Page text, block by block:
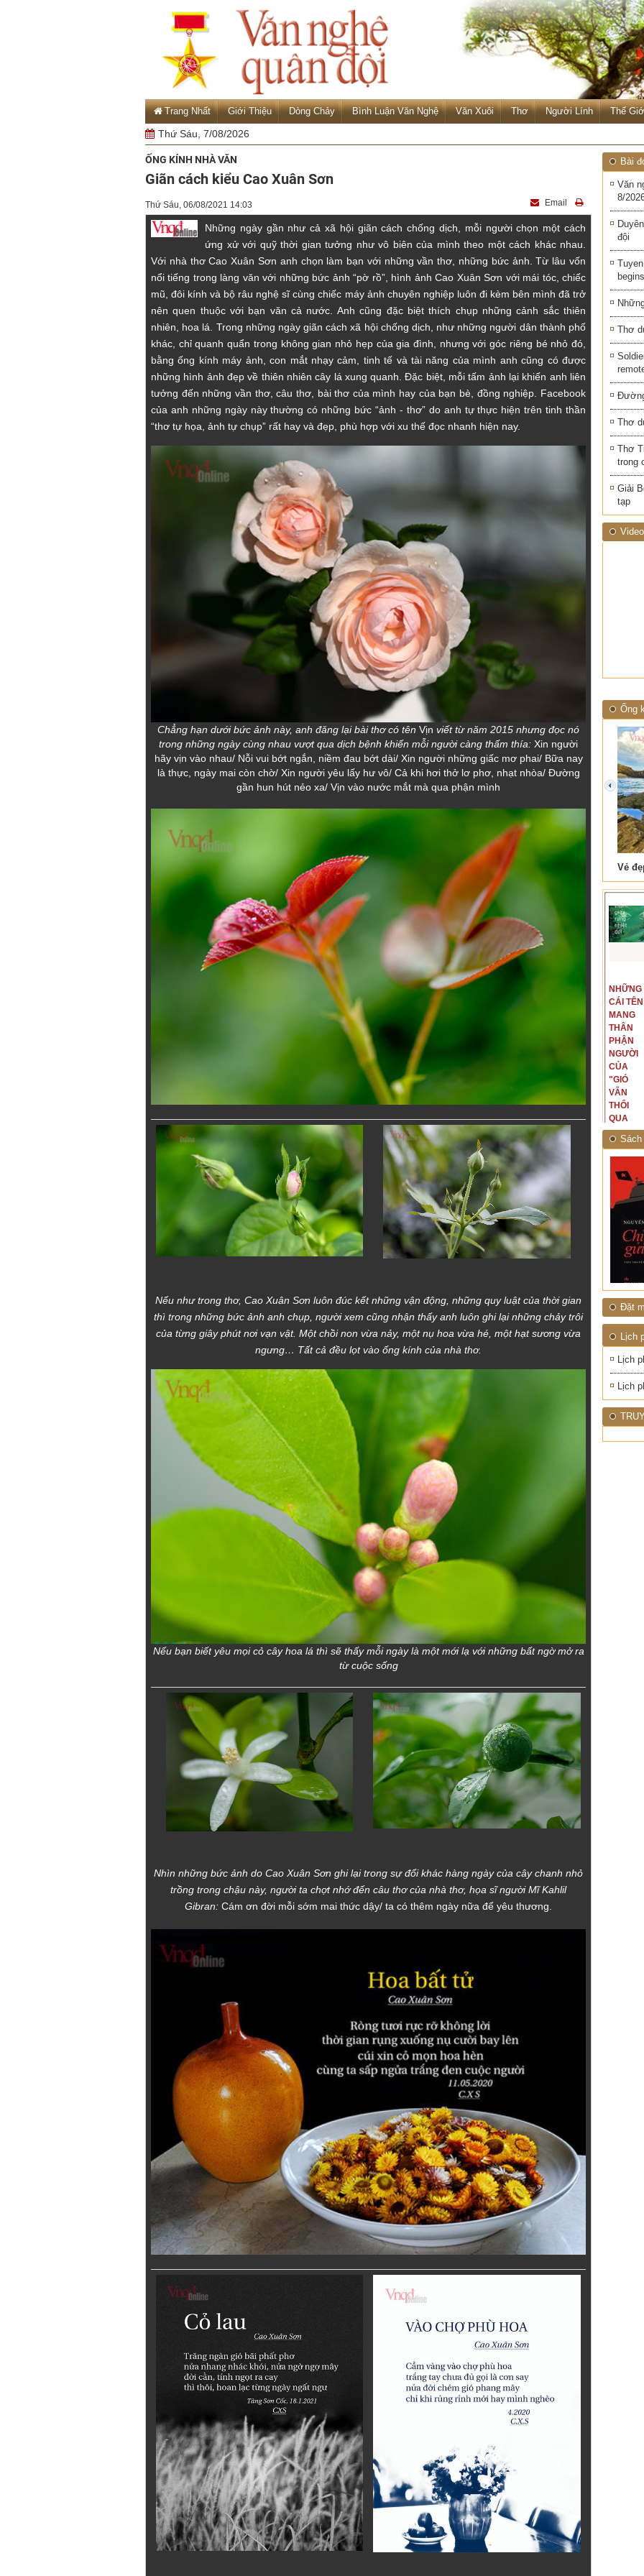
Trang Nhất Giới Thiệu Dòng Chảy Bình Luận Văn Nghệ Văn Xuôi Thơ Người Lính Thế
Thứ Sáu, 7/08/2026
ỐNG KÍNH NHÀ VĂN
Giãn cách kiểu Cao Xuân Sơn
Thứ Sáu, 06/08/2021 14:03 Email
Những ngày gần như cả xã hội giãn cách chống dịch, mỗi người chọn một cách
ứng xử với quỹ thời gian tưởng như vô biên của mình theo một cách khác nhau.
Với nhà thơ Cao Xuân Sơn anh chọn làm bạn với những vần thơ, những bức ảnh. Từ lâu vốn
nổi tiếng trong làng văn với những bức ảnh “pờ rồ”, hình ảnh Cao Xuân Sơn với mái tóc, chiếc
mũ, đôi kính và bộ râu nghệ sĩ cùng chiếc máy ảnh chuyên nghiệp luôn đi kèm bên mình đã trở
nên quen thuộc với bạn văn cả nước. Anh cũng đặc biệt thích chụp những cảnh sắc thiên
nhiên, hoa lá. Trong những ngày giãn cách xã hội chống dịch, như những người dân thành phố
khác, chỉ quanh quẩn trong không gian nhỏ hẹp của gia đình, nhưng với góc riêng bé nhỏ đó,
bằng ống kính máy ảnh, con mắt nhạy cảm, tinh tế và tài năng của mình anh cũng có được
những hình ảnh đẹp về thiên nhiên cây lá xung quanh. Đặc biệt, mỗi tấm ảnh lại khiến anh liên
tưởng đến những vần thơ, câu thơ, bài thơ của mình hay của bạn bè, đồng nghiệp. Facebook
của anh những ngày này thường có những bức “ảnh - thơ” do anh tự thực hiện trên tinh thần
“thơ tự họa, ảnh tự chụp” rất hay và đẹp, phù hợp với xu thế đọc nhanh hiện nay.
Chẳng hạn dưới bức ảnh này, anh đăng lại bài thơ có tên Vịn viết từ năm 2015 nhưng đọc nó
trong những ngày cùng nhau vượt qua dịch bệnh khiến mỗi người càng thấm thía: Xin người
hãy vịn vào nhau/ Nỗi vui bớt ngắn, niềm đau bớt dài/ Xin người những giấc mơ phai/ Bữa nay
là thực, ngày mai còn chờ/ Xin người yêu lấy hư vô/ Cả khi hơi thở lơ phơ, nhạt nhòa/ Đường
gần hun hút nẻo xa/ Vịn vào nước mắt mà qua phận mình
Nếu như trong thơ, Cao Xuân Sơn luôn đúc kết những vận động, những quy luật của thời gian
thì trong những bức ảnh anh chụp, người xem cũng nhận thấy anh luôn ghi lại những chảy trôi
của từng giây phút nơi vạn vật. Một chồi non vừa nảy, một nụ hoa vừa hé, một hạt sương vừa
ngưng… Tất cả đều lọt vào ống kính của nhà thơ.
Nếu bạn biết yêu mọi cỏ cây hoa lá thì sẽ thấy mỗi ngày là một mới lạ với những bất ngờ mở ra
từ cuộc sống
Nhìn những bức ảnh do Cao Xuân Sơn ghi lại trong sự đổi khác hàng ngày của cây chanh nhỏ
trồng trong chậu này, người ta chợt nhớ đến câu thơ của nhà thơ, họa sĩ người Mĩ Kahlil
Gibran: Cám ơn đời mỗi sớm mai thức dậy/ ta có thêm ngày nữa để yêu thương.
Bài
Văn
8/
đội
Thơ
Thơ
Thơ
trong
Giải
tạp
Video
Ống
Mùa xanh Tam Cốc Lẫm liệt Hải Vân quan
prev
Tôi từng hình dung viết văn là
công việc của sự hư cấu, một
hành trình phác dựng thế giới từ
trí tưởng tượng, nơi nhà văn tự
do tạo hình mọi thứ theo ý mình...
NGUYÊN
CỦA TÔI
NHỮNG
NGƯỜI
ĐÃ PHẤT
CAO CỜ
HỒNG
THÁNG
TÁM
NĂM
1945
Là người đi dọc biên giới phía
Bắc, tôi có thế mạnh khi hình
dung, mở ra không gian của giai
NHỮNG
CÁI TÊN
MANG
THÂN
PHẬN
NGƯỜI
CỦA
"GIÓ
VẪN
THỔI
QUA
RỪNG
NHIỆT
ĐỚI"
Đặt
Lịch
Lịch
Lịch